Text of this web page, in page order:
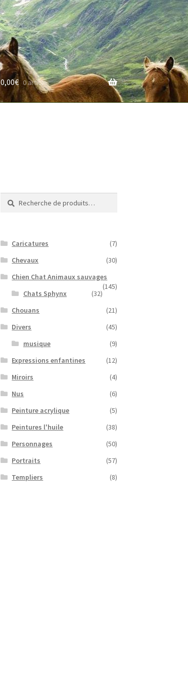
0,00€ 0 article
Recherche
pour :
Recherche
Caricatures
(7)
Chevaux
(30)
Chien Chat Animaux sauvages
(145)
Chats Sphynx
(32)
Chouans
(21)
Divers
(45)
musique
(9)
Expressions enfantines
(12)
Miroirs
(4)
Nus
(6)
Peinture acrylique
(5)
Peintures l'huile
(38)
Personnages
(50)
Portraits
(57)
Templiers
(8)